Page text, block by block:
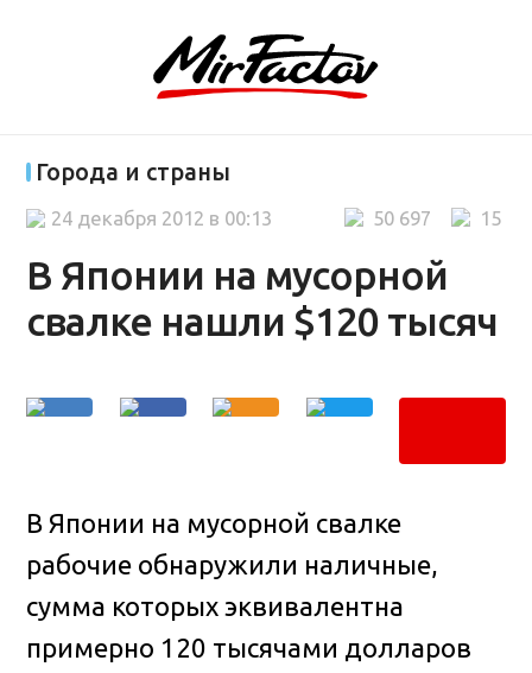
Города и страны
В Японии на мусорной
свалке нашли $120 тысяч
15
50 697
24 декабря 2012 в 00:13
В Японии на мусорной свалке
рабочие обнаружили наличные,
сумма которых эквивалентна
примерно 120 тысячами долларов